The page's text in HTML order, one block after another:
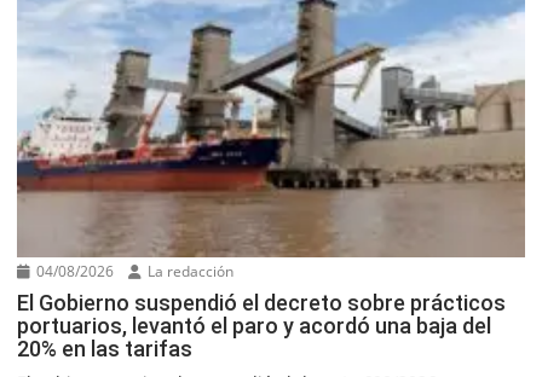
04/08/2026 La redacción
El Gobierno suspendió el decreto sobre prácticos
portuarios, levantó el paro y acordó una baja del
20% en las tarifas